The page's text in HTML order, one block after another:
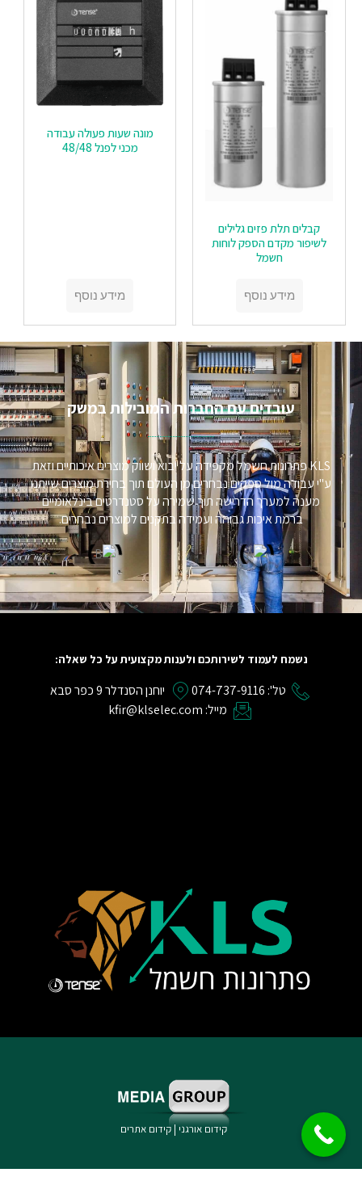
קבלים תלת פזים גלילים
לשיפור מקדם הספק לוחות
חשמל
מידע נוסף
מונה שעות פעולה עבודה
מכני לפנל 48/48
מידע נוסף
עובדים עם החברות המובילות במשק​
KLS פתרונות חשמל מקפידה על יבוא ושווק מוצרים איכותיים וזאת
ע"י עבודה מול ספקים נבחרים מן העולם תוך בחירת מוצרים שייתנו
מענה למערך הדרישה תוך שמירה על סטנדרטים בינלאומיים
ברמת איכות גבוהה ועמידה בתקנים למוצרים נבחרים.
נשמח לעמוד לשירותכם ולענות מקצועית על כל שאלה:
טל': 074-737-9116
יוחנן הסנדלר 9 כפר סבא
מייל: kfir@klselec.com
קידום אורגני | קידום אתרים